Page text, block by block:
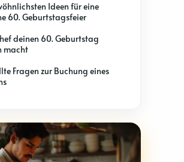
Ideen für eine
60. Geburtstagsfeier
deinen 60. Geburtstag
macht
Fragen zur Buchung eines